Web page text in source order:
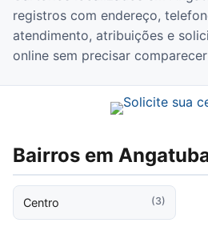
registros com endereço,
atendimento, atribuições e
online sem precisar
Bairros em
Centro (3)